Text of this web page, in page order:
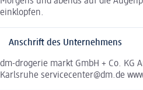
einklopfen.
Anschrift des Unternehmens
dm-drogerie markt GmbH + Co. KG
Karlsruhe servicecenter@dm.de